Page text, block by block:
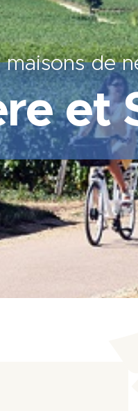
de
et